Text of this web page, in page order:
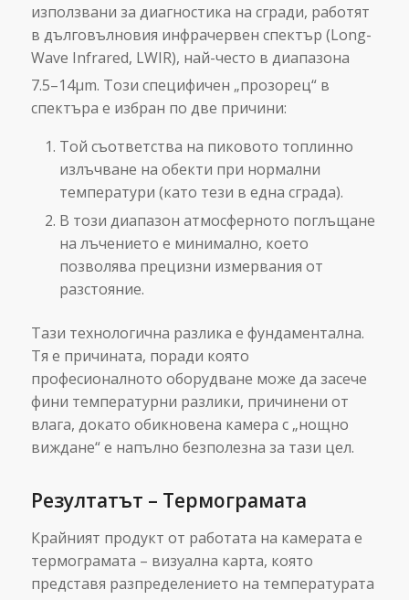
използвани за диагностика на сгради, работят
в дълговълновия инфрачервен спектър (Long-
Wave Infrared, LWIR), най-често в диапазона
7.5–14μm. Този специфичен „прозорец“ в
спектъра е избран по две причини:
Той съответства на пиковото топлинно
излъчване на обекти при нормални
температури (като тези в една сграда).
В този диапазон атмосферното поглъщане
на лъчението е минимално, което
позволява прецизни измервания от
разстояние.
Тази технологична разлика е фундаментална.
Тя е причината, поради която
професионалното оборудване може да засече
фини температурни разлики, причинени от
влага, докато обикновена камера с „нощно
виждане“ е напълно безполезна за тази цел.
Резултатът – Термограмата
Крайният продукт от работата на камерата е
термограмата – визуална карта, която
представя разпределението на температурата